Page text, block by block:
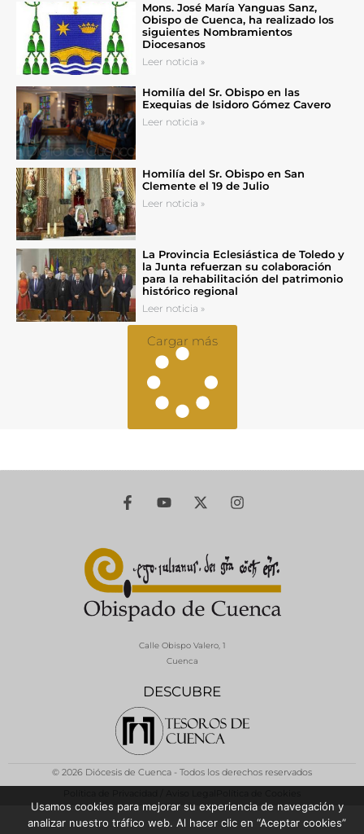
Mons. José María Yanguas Sanz,
Obispo de Cuenca, ha realizado los
siguientes Nombramientos
Diocesanos
Leer noticia »
Homilía del Sr. Obispo en las
Exequias de Isidoro Gómez Cavero
Leer noticia »
Homilía del Sr. Obispo en San
Clemente el 19 de Julio
Leer noticia »
La Provincia Eclesiástica de Toledo y
la Junta refuerzan su colaboración
para la rehabilitación del patrimonio
histórico regional
Leer noticia »
Cargar más
DESCUBRE
Calle Obispo Valero, 1
Cuenca
© 2026 Diócesis de Cuenca - Todos los derechos reservados
Usamos cookies para mejorar su experiencia de navegación y
analizar nuestro tráfico web. Al hacer clic en “Aceptar cookies”